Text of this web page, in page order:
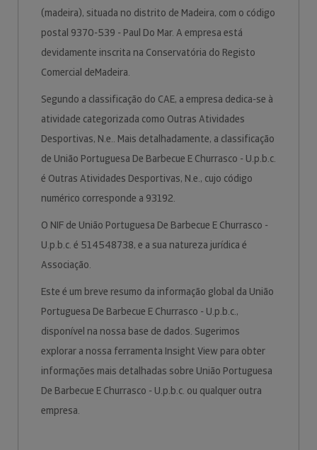
(madeira), situada no distrito de Madeira, com o código
postal 9370-539 - Paul Do Mar. A empresa está
devidamente inscrita na Conservatória do Registo
Comercial deMadeira.
Segundo a classificação do CAE, a empresa dedica-se à
atividade categorizada como Outras Atividades
Desportivas, N.e.. Mais detalhadamente, a classificação
de União Portuguesa De Barbecue E Churrasco - U.p.b.c.
é Outras Atividades Desportivas, N.e., cujo código
numérico corresponde a 93192.
O NIF de União Portuguesa De Barbecue E Churrasco -
U.p.b.c. é 514548738, e a sua natureza jurídica é
Associação.
Este é um breve resumo da informação global da União
Portuguesa De Barbecue E Churrasco - U.p.b.c.,
disponível na nossa base de dados. Sugerimos
explorar a nossa ferramenta Insight View para obter
informações mais detalhadas sobre União Portuguesa
De Barbecue E Churrasco - U.p.b.c. ou qualquer outra
empresa.